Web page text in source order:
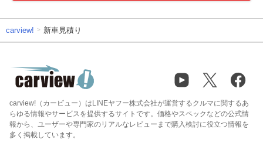
carview! 新車見積り
carview!（カービュー）はLINEヤフー株式会社が運営するクルマに関するあ
らゆる情報やサービスを提供するサイトです。価格やスペックなどの公式情
報から、ユーザーや専門家のリアルなレビューまで購入検討に役立つ情報を
多く掲載しています。